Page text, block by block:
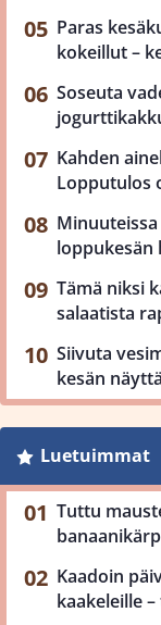
Paras
kokeillut –
Soseuta
Kahden
Lopputulos
loppukesän
Tämä niksi
salaatista
Siivuta
kesän
Luetuimmat
Tuttu
Kaadoin
kaakeleille